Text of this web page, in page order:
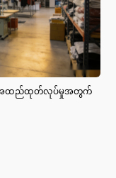
င့်အထည်ထုတ်လုပ်မှုအတွက်